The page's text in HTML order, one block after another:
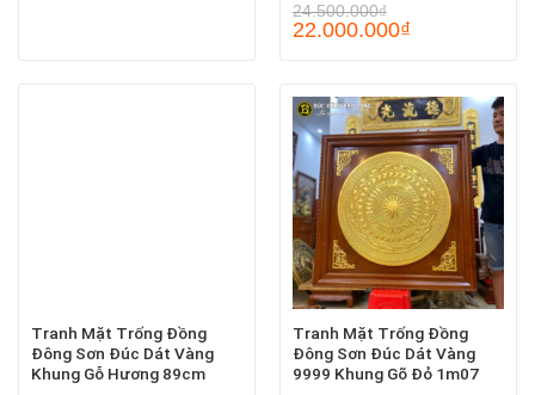
24.500.000₫
22.000.000₫
Tranh Mặt Trống Đồng
Đông Sơn Đúc Dát Vàng
Khung Gỗ Hương 89cm
Tranh Mặt Trống Đồng
Đông Sơn Đúc Dát Vàng
9999 Khung Gõ Đỏ 1m07